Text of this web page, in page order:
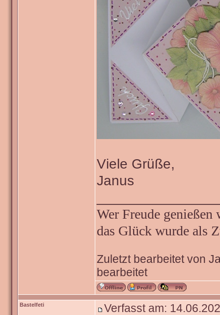
Viele Grüße,
Janus
Wer Freude
das Glück wurde als
Zuletzt bearbeitet von
bearbeitet
Bastelfeti Verfasst am: